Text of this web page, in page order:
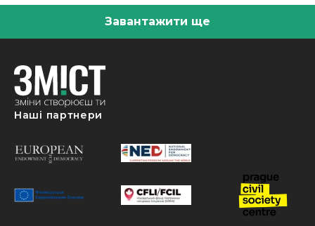
Завантажити ще
Наші партнери